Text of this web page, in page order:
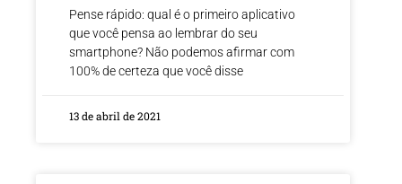
Pense rápido: qual é o primeiro aplicativo
que você pensa ao lembrar do seu
smartphone? Não podemos afirmar com
100% de certeza que você disse
13 de abril de 2021